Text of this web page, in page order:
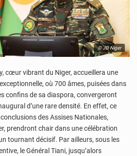
© JD Niger
cœur vibrant du Niger, accueillera une
où 700 âmes, puisées dans
confins de sa diaspora, convergeront
d’une rare densité. En effet, ce
des Assises Nationales,
prendront chair dans une célébration
tournant décisif. Par ailleurs, sous les
le Général Tiani, jusqu’alors